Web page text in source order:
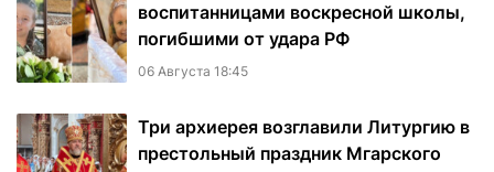
воспитанницами воскресной школы,
погибшими от удара РФ
06 Августа 18:45
Три архиерея возглавили Литургию в
престольный праздник Мгарского